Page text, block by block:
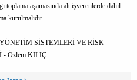
toplama aşamasında alt işverenlerde dahil
kurulmalıdır.
SİSTEMLERİ VE RİSK
- Özlem KILIÇ